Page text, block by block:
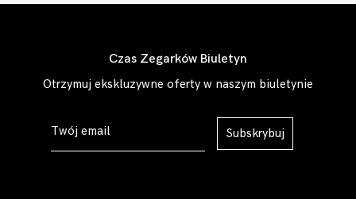
Czas Zegarków Biuletyn
Otrzymuj ekskluzywne oferty w naszym biuletynie
Subskrybuj